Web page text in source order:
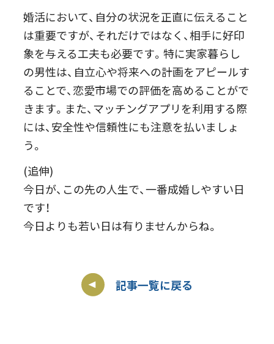
婚活において、自分の状況を正直に伝えること
は重要ですが、それだけではなく、相手に好印
象を与える工夫も必要です。特に実家暮らし
の男性は、自立心や将来への計画をアピールす
ることで、恋愛市場での評価を高めることがで
きます。また、マッチングアプリを利用する際
には、安全性や信頼性にも注意を払いましょ
う。
(追伸)
今日が、この先の人生で、一番成婚しやすい日
です！
今日よりも若い日は有りませんからね。
記事一覧に戻る